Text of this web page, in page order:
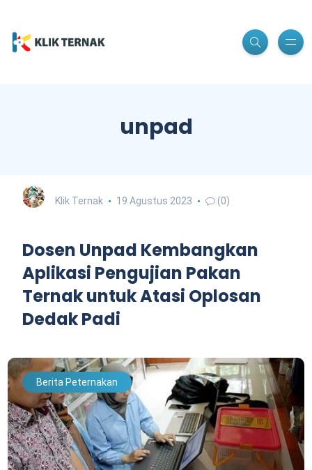
unpad
Klik Ternak 19 Agustus 2023 (0)
Dosen Unpad Kembangkan
Aplikasi Pengujian Pakan
Ternak untuk Atasi Oplosan
Dedak Padi
Berita Peternakan